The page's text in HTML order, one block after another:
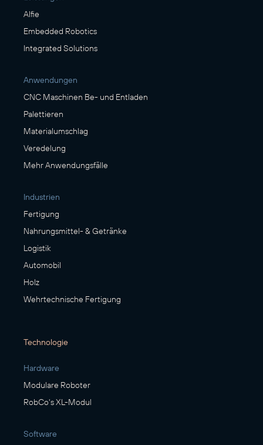
Alfie
Embedded Robotics
Integrated Solutions
Anwendungen
CNC Maschinen Be- und Entladen
Palettieren
Materialumschlag
Veredelung
Mehr Anwendungsfälle
Industrien
Fertigung
Nahrungsmittel- & Getränke
Logistik
Automobil
Holz
Wehrtechnische Fertigung
Technologie
Hardware
Modulare Roboter
RobCo's XL-Modul
Software